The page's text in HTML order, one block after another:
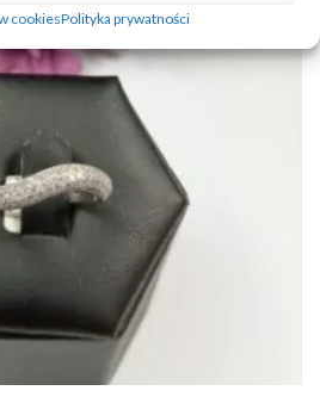
cookiesPolityka prywatności